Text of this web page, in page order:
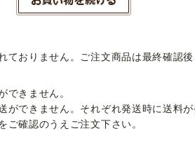
ておりません。ご注文商品は最終確認
できません。
できません。それぞれ発送時に送料が
確認のうえご注文下さい。